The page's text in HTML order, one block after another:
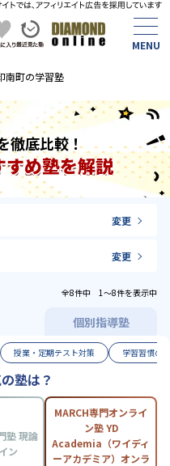
南町の学習塾
徹底比較！
め塾を解説
変更
変更
全8件中 1〜8件を表示中
個別指導塾
授業・定期テスト対策 学習習慣の
塾は？
塾 現論
ン
MARCH専門オンライ
ン塾 YD
Academia（ワイディ
ーアカデミア）オンラ